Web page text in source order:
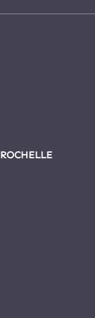
cabinet
de la cité